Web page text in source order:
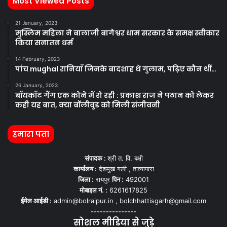
21 January, 2023
मुस्लिम महिला ने बालाजी बागेश्वर धाम सरकार के समक्ष स्वीकार
किया सनातन धर्म
14 February, 2023
पांच mughal रानियाँ जिनके बादशाह थे गुलाम, पढ़िए कौन थीं…
26 January, 2023
बॉयकॉट गैंग एक कोने में रो रही : प्रकाश राज ने पठान को लेकर
कही यह बात, क्या बॉलीवुड को मिली संजीवनी
हमारा पता
संपादक :श्री त. वि. बक्षी
कार्यालय : देशमुख गली , तात्यापारा
जिला : रायपुरपिन : 492001
मोबाइल नं. : 6261617825
ईमेल आईडी : admin@bolraipur.in , bolchhattisgarh@gmail.com
---------------
सोशल मीडिया से जुड़े